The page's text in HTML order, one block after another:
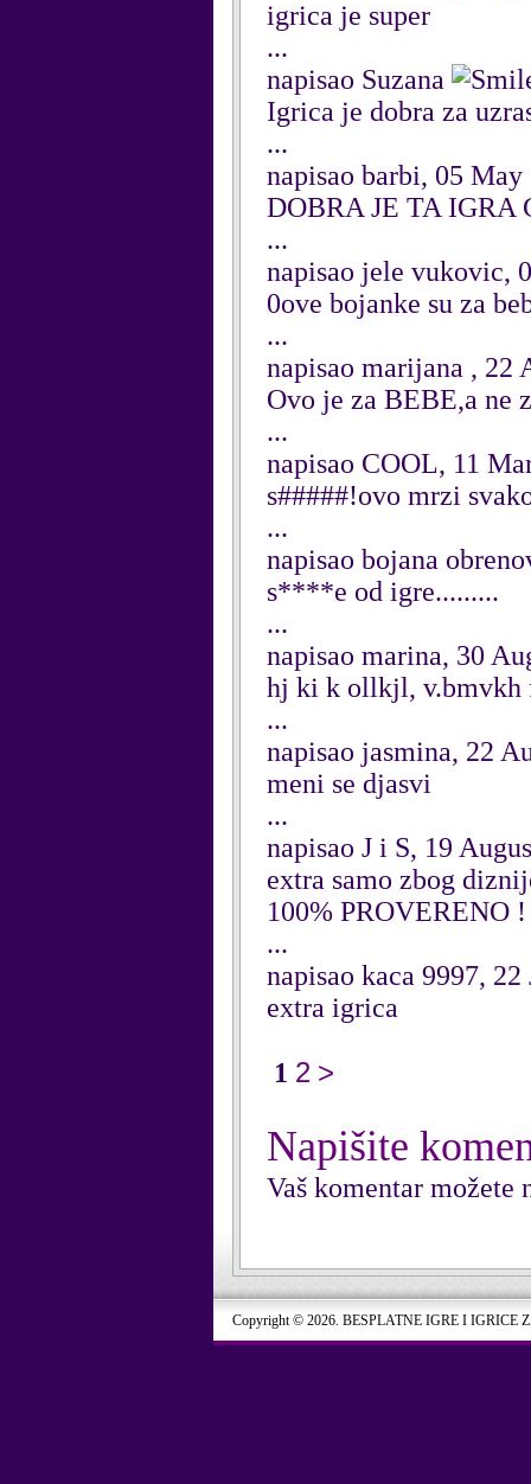
igrica je super
...
napisao Suzana
Igrica je dobra za
...
napisao barbi, 05 May
DOBRA JE TA IGRA
...
napisao jele vukovic,
0ove bojanke su za
...
napisao marijana , 22
Ovo je za BEBE,a ne
...
napisao COOL, 11
s#####!ovo mrzi
...
napisao bojana
s****e od igre.........
...
napisao marina, 30
hj ki k ollkjl, v.bmvkh
...
napisao jasmina, 22
meni se djasvi
...
napisao J i S, 19
extra samo zbog
100% PROVERENO
...
napisao kaca 9997,
extra igrica
1 2 >
Napišite
Vaš komentar možete
Copyright © 2026. BESPLATNE IGRE I IGRICE